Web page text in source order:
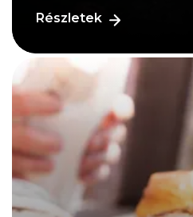
Részletek